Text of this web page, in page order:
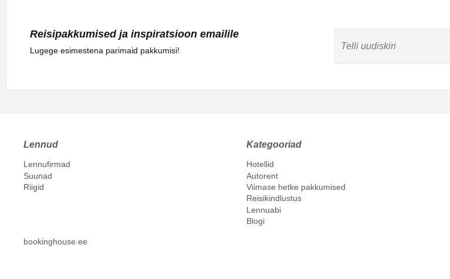
Reisipakkumised ja inspiratsioon emailile
Lugege esimestena parimaid pakkumisi!
Lennud
Lennufirmad
Suunad
Riigid
Kategooriad
Hotellid
Autorent
Viimase hetke pakkumised
Reisikindlustus
Lennuabi
Blogi
bookinghouse.ee